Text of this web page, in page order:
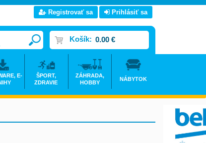
Registrovať sa Prihlásiť sa
Košík: 0.00 €
E-
ŠPORT,
ZDRAVIE
ZÁHRADA,
HOBBY
NÁBYTOK